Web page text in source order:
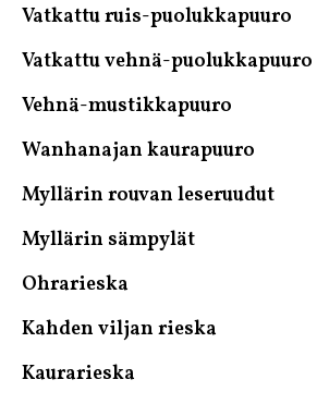
Vatkattu ruis-puolukkapuuro
Vatkattu vehnä-puolukkapuuro
Vehnä-mustikkapuuro
Wanhanajan kaurapuuro
Myllärin rouvan leseruudut
Myllärin sämpylät
Ohrarieska
Kahden viljan rieska
Kaurarieska